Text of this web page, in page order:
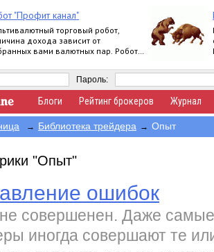
"Профит канал"
торговый робот,
дохода зависит от
вами валютных пар. Робот
Пароль:
Блоги Рейтинг брокеров Журнал
→ Библиотека трейдера → Опыт
"Опыт"
ошибок
совершенен. Даже
иногда совершают те